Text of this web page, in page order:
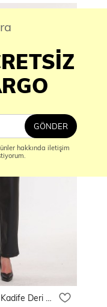
Deri Düğme Ve Fermuarlı İçi Kadife Deri Pantolon
GÖNDER
hakkında iletişim